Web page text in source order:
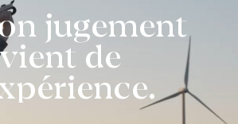
jugement
de
périence.